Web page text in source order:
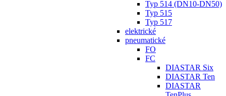
Typ 514 (DN10-DN50)
Typ 515
Typ 517
elektrické
pneumatické
FO
FC
DIASTAR Six
DIASTAR Ten
DIASTAR